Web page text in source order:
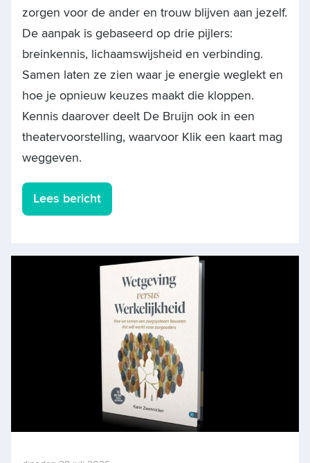
zorgen voor de ander en trouw blijven aan jezelf.
De aanpak is gebaseerd op drie pijlers:
breinkennis, lichaamswijsheid en verbinding.
Samen laten ze zien waar je energie weglekt en
hoe je opnieuw keuzes maakt die kloppen.
Kennis daarover deelt De Bruijn ook in een
theatervoorstelling, waarvoor Klik een kaart mag
weggeven.
Lees bericht